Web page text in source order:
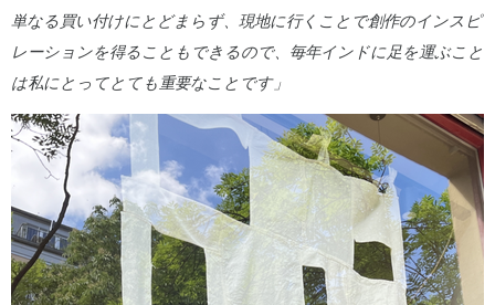
単なる買い付けにとどまらず、現地に行くことで創作のインスピ
レーションを得ることもできるので、毎年インドに足を運ぶこと
は私にとってとても重要なことです」